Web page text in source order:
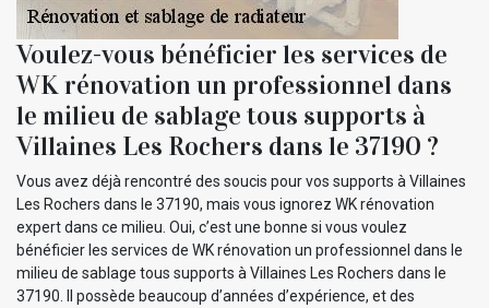
Voulez-vous bénéficier les services de
WK rénovation un professionnel dans
le milieu de sablage tous supports à
Villaines Les Rochers dans le 37190 ?
Vous avez déjà rencontré des soucis pour vos supports à Villaines
Les Rochers dans le 37190, mais vous ignorez WK rénovation
expert dans ce milieu. Oui, c’est une bonne si vous voulez
bénéficier les services de WK rénovation un professionnel dans le
milieu de sablage tous supports à Villaines Les Rochers dans le
37190. Il possède beaucoup d’années d’expérience, et des